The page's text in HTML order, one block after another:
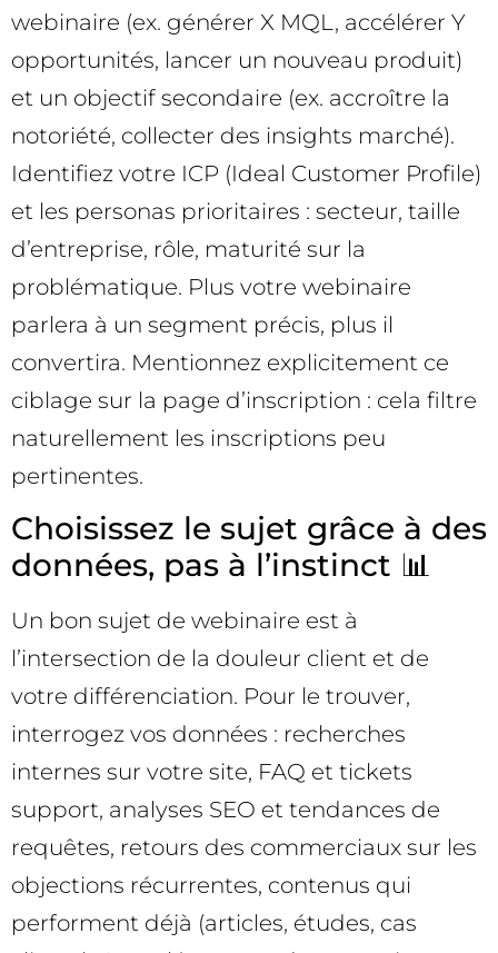
webinaire (ex. générer X MQL, accélérer Y
opportunités, lancer un nouveau produit)
et un objectif secondaire (ex. accroître la
notoriété, collecter des insights marché).
Identifiez votre ICP (Ideal Customer Profile)
et les personas prioritaires : secteur, taille
d’entreprise, rôle, maturité sur la
problématique. Plus votre webinaire
parlera à un segment précis, plus il
convertira. Mentionnez explicitement ce
ciblage sur la page d’inscription : cela filtre
naturellement les inscriptions peu
pertinentes.
Choisissez le sujet grâce à des
données, pas à l’instinct 📊
Un bon sujet de webinaire est à
l’intersection de la douleur client et de
votre différenciation. Pour le trouver,
interrogez vos données : recherches
internes sur votre site, FAQ et tickets
support, analyses SEO et tendances de
requêtes, retours des commerciaux sur les
objections récurrentes, contenus qui
performent déjà (articles, études, cas